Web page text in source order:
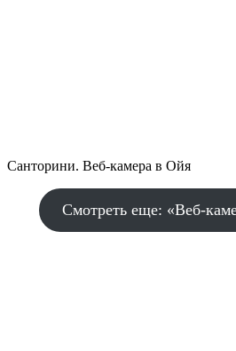
Санторини. Веб-камера в Ойя
Смотреть еще: «Веб-